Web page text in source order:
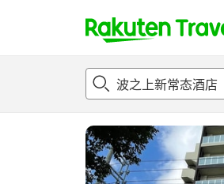
t
p
a
g
e
_
概况 客房及住宿套餐评论设施